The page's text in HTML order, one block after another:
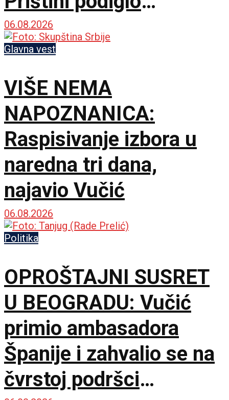
optužnicu protiv 20
Srba za navodne ratne
zločine u Đakovici
06.08.2026
Glavna vest
VIŠE NEMA
NAPOZNANICA:
Raspisivanje izbora u
naredna tri dana,
najavio Vučić
06.08.2026
Politika
OPROŠTAJNI SUSRET
U BEOGRADU: Vučić
primio ambasadora
Španije i zahvalio se na
čvrstoj podršci